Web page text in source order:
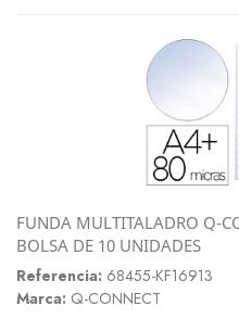
FUNDA MULTITALADRO Q-
BOLSA DE 10 UNIDADES
Referencia: 68455-KF16913
Marca: Q-CONNECT